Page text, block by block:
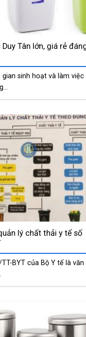
Tân lớn, giá rẻ
sinh hoạt và làm việc
lý chất thải y tế số
BYT của Bộ Y tế là văn